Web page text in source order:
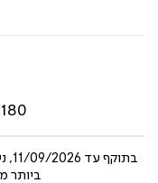
180 ₪
בתוקף עד
ביותר